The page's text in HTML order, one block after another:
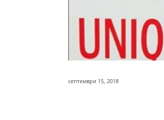
септември 15, 2018